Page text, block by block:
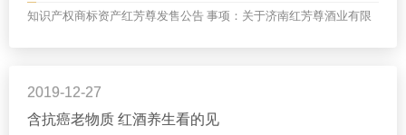
知识产权商标资产红芳尊发售公告 事项：关于济南红芳尊酒业有限
红芳尊原始持有人发售红芳尊知识产权商标资产份...
2019-12-27
含抗癌老物质 红酒养生看的见